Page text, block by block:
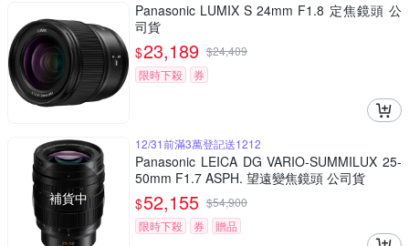
Panasonic LUMIX S 24mm F1.8 定焦鏡頭 公
司貨
$23,189 $24,409
限時下殺
券
補貨中
12/31前滿3萬登記送1212
Panasonic LEICA DG VARIO-SUMMILUX 25-
50mm F1.7 ASPH. 望遠變焦鏡頭 公司貨
$52,155 $54,900
限時下殺
券 贈品